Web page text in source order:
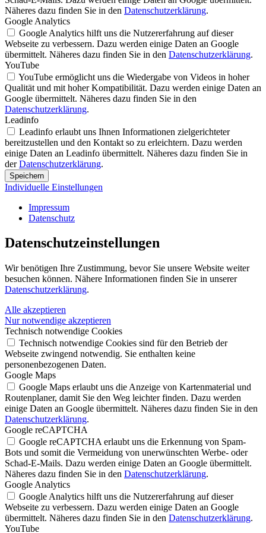
Näheres dazu finden Sie in den Datenschutzerklärung.
Google Analytics
Google Analytics hilft uns die Nutzererfahrung auf dieser
Webseite zu verbessern. Dazu werden einige Daten an Google
übermittelt. Näheres dazu finden Sie in den Datenschutzerklärung.
YouTube
YouTube ermöglicht uns die Wiedergabe von Videos in hoher
Qualität und mit hoher Kompatibilität. Dazu werden einige Daten an
Google übermittelt. Näheres dazu finden Sie in den
Datenschutzerklärung.
Leadinfo
Leadinfo erlaubt uns Ihnen Informationen zielgerichteter
bereitzustellen und den Kontakt so zu erleichtern. Dazu werden
einige Daten an Leadinfo übermittelt. Näheres dazu finden Sie in
derDatenschutzerklärung.
Speichern
Individuelle Einstellungen
Impressum
Datenschutz
Datenschutz­einstellungen
Wir benötigen Ihre Zustimmung, bevor Sie unsere Website weiter
besuchen können. Nähere Informationen finden Sie in unserer
Datenschutzerklärung.
Alle akzeptieren
Nur notwendige akzeptieren
Technisch notwendige Cookies
Technisch notwendige Cookies sind für den Betrieb der
Webseite zwingend notwendig. Sie enthalten keine
personenbezogenen Daten.
Google Maps
Google Maps erlaubt uns die Anzeige von Kartenmaterial und
Routenplaner, damit Sie den Weg leichter finden. Dazu werden
einige Daten an Google übermittelt. Näheres dazu finden Sie in den
Datenschutzerklärung.
Google reCAPTCHA
Google reCAPTCHA erlaubt uns die Erkennung von Spam-
Bots und somit die Vermeidung von unerwünschten Werbe- oder
Schad-E-Mails. Dazu werden einige Daten an Google übermittelt.
Näheres dazu finden Sie in den Datenschutzerklärung.
Google Analytics
Google Analytics hilft uns die Nutzererfahrung auf dieser
Webseite zu verbessern. Dazu werden einige Daten an Google
übermittelt. Näheres dazu finden Sie in den Datenschutzerklärung.
YouTube